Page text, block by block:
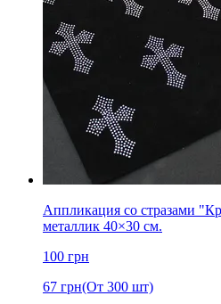
Аппликация со стразами
металлик 40×30 см.
100 грн
67 грн(От 300 шт)